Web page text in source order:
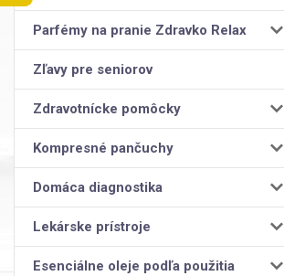
Parfémy na pranie Zdravko Relax
Zľavy pre seniorov
Zdravotnícke pomôcky
Kompresné pančuchy
Domáca diagnostika
Lekárske prístroje
Esenciálne oleje podľa použitia